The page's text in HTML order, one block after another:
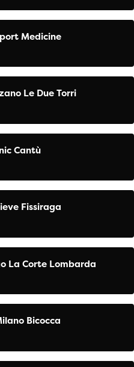
Medicine
Le Due Torri
Cantù
Fissiraga
La Corte Lombarda
Bicocca